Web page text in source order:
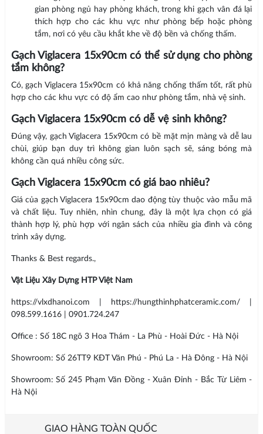
gian phòng ngủ hay phòng khách, trong khi gạch vân đá lại
thích hợp cho các khu vực như phòng bếp hoặc phòng
tắm, nơi có yêu cầu khắt khe về độ bền và chống thấm.
Gạch Viglacera 15x90cm có thể sử dụng cho phòng
tắm không?
Có, gạch Viglacera 15x90cm có khả năng chống thấm tốt, rất phù
hợp cho các khu vực có độ ẩm cao như phòng tắm, nhà vệ sinh.
Gạch Viglacera 15x90cm có dễ vệ sinh không?
Đúng vậy, gạch Viglacera 15x90cm có bề mặt mịn màng và dễ lau
chùi, giúp bạn duy trì không gian luôn sạch sẽ, sáng bóng mà
không cần quá nhiều công sức.
Gạch Viglacera 15x90cm có giá bao nhiêu?
Giá của gạch Viglacera 15x90cm dao động tùy thuộc vào mẫu mã
và chất liệu. Tuy nhiên, nhìn chung, đây là một lựa chọn có giá
thành hợp lý, phù hợp với ngân sách của nhiều gia đình và công
trình xây dựng.
Thanks & Best regards.,
Vật Liệu Xây Dựng HTP Việt Nam
https://vlxdhanoi.com | https://hungthinhphatceramic.com/ |
098.599.1616 | 0901.724.247
Office : Số 18C ngõ 3 Hoa Thám - La Phù - Hoài Đức - Hà Nội
Showroom: Số 26TT9 KĐT Văn Phú - Phú La - Hà Đông - Hà Nội
Showroom: Số 245 Phạm Văn Đồng - Xuân Đỉnh - Bắc Từ Liêm -
Hà Nội
GIAO HÀNG TOÀN QUỐC